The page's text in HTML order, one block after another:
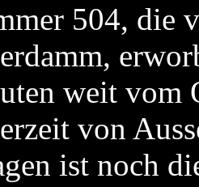
504, die
weit vom
von
ist noch